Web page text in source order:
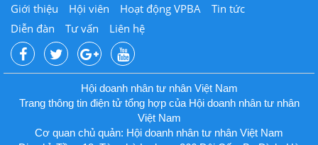
Giới thiệu Hội viên Hoạt động VPBA
Tin tức
Diễn đàn
Tư vấn Liên hệ
Hội doanh nhân tư nhân Việt Nam
Trang thông tin điện tử tổng hợp của Hội doanh nhân tư nhân
Việt Nam
Cơ quan chủ quản: Hội doanh nhân tư nhân Việt Nam